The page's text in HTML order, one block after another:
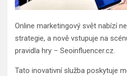
Online marketingový svět nabízí
strategie, a nově vstupuje na
pravidla hry – Seoinfluencer.cz.
Tato inovativní služba poskytuje